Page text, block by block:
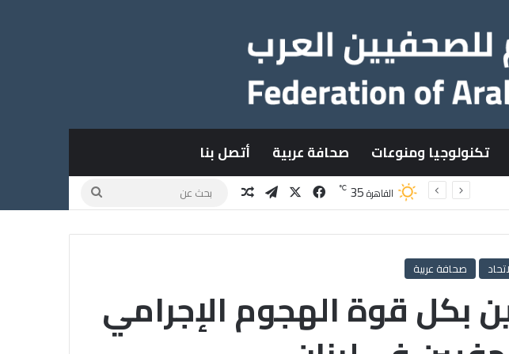
تكنولوجيا ومنوعات صحافة عربية أتصل بنا
القاهرة35
℃ فيسبوك تيلقراممقال عشوائي
بحث
صحافة عربية
بكل قوة الهجوم الإجرامي